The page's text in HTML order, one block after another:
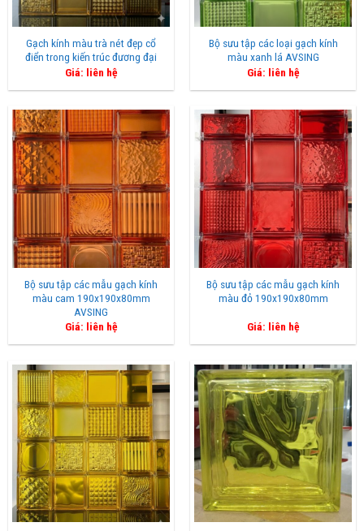
Gạch kính màu trà nét đẹp cổ
điển trong kiến trúc đương đại
Giá: liên hệ
Bộ sưu tập các loại gạch kính
màu xanh lá AVSING
Giá: liên hệ
Bộ sưu tập các mẫu gạch kính
màu cam 190x190x80mm
AVSING
Giá: liên hệ
Bộ sưu tập các mẫu gạch kính
màu đỏ 190x190x80mm
Giá: liên hệ